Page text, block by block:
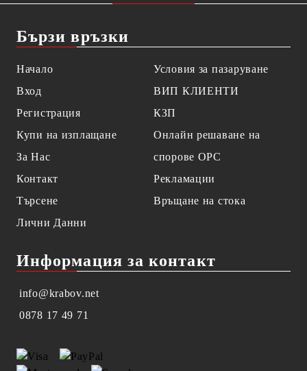
Бързи връзки
Начало
Вход
Регистрация
Купи на изплащане
За Нас
Контакт
Търсене
Лични Данни
Условия за пазаруване
ВИП КЛИЕНТИ
КЗП
Онлайн решаване на
спорове OPC
Рекламации
Връщане на стока
Информация за контакт
info@krabov.net
0878 17 49 71